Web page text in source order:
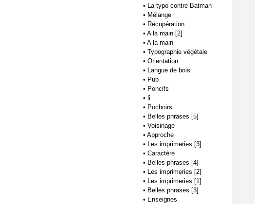
• La typo contre Batman
• Mélange
• Récupération
• A la main [2]
• A la main
• Typographie végétale
• Orientation
• Langue de bois
• Pub
• Poncifs
• li
• Pochoirs
• Belles phrases [5]
• Voisinage
• Approche
• Les imprimeries [3]
• Caractère
• Belles phrases [4]
• Les imprimeries [2]
• Les imprimeries [1]
• Belles phrases [3]
• Enseignes